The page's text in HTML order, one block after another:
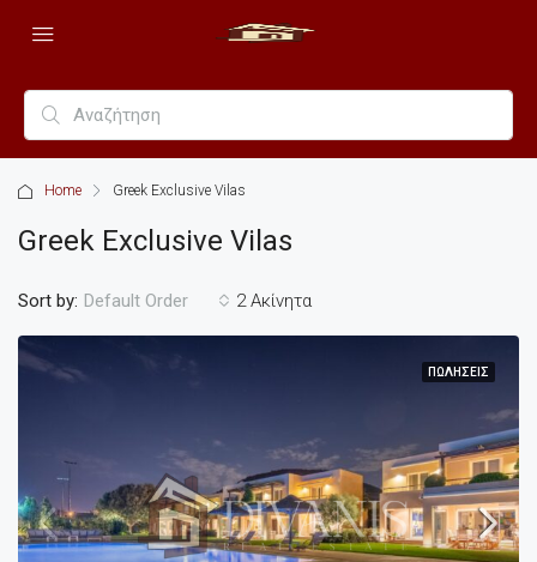
Home Greek Exclusive Vilas
Greek Exclusive Vilas
2 Ακίνητα
Sort by: Default Order
ΠΩΛΉΣΕΙΣ